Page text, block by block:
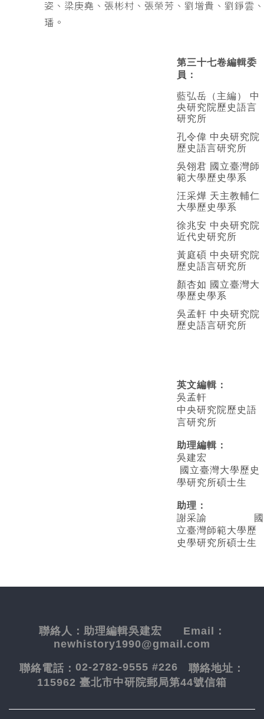
姿、梁庚堯、張彬村、張榮芳、劉增貴、劉錚雲
璠。
第三十七卷編輯委
員：
藍弘岳（主編） 中
央研究院歷史語言
研究所
孔令偉 中央研究院
歷史語言研究所
吳翎君 國立臺灣師
範大學歷史學系
汪采燁 天主教輔仁
大學歷史學系
徐兆安 中央研究院
近代史研究所
黃庭碩 中央研究院
歷史語言研究所
顏杏如 國立臺灣大
學歷史學系
吳孟軒 中央研究院
歷史語言研究所
英文編輯 ：
吳孟軒
中央研究院歷史語
言研究所
助理編輯：
吳建宏
國立臺灣大學歷史
學研究所碩士生
助理：
謝采諭
國
立臺灣師範大學歷
史學研究所碩士生
聯絡人： 助理編輯吳建宏 Email：
newhistory1990@gmail.com
聯絡電話： 02-2782-9555 #226 聯絡地址：
115962 臺北市中研院郵局第44號信箱